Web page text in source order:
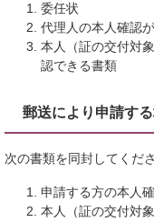
委任状
代理人の本人確認
本人（証の交付対
認できる書類
郵送により申請す
次の書類を同封してくださ
申請する方の本人
本人（証の交付対